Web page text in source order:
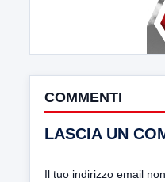
COMMENTI
LASCIA UN
Il tuo indirizzo email